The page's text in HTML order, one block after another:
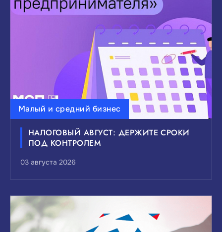
Малый и средний бизнес
НАЛОГОВЫЙ АВГУСТ: ДЕРЖИТЕ СРОКИ
ПОД КОНТРОЛЕМ
03 августа 2026